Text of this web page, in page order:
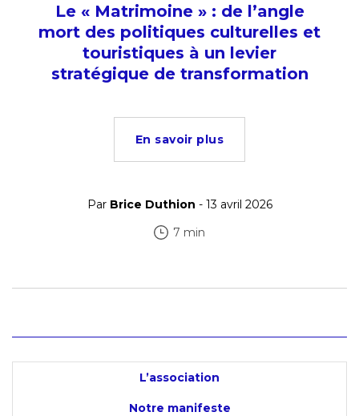
Le « Matrimoine » : de l’angle
mort des politiques culturelles et
touristiques à un levier
stratégique de transformation
En savoir plus
Par Brice Duthion - 13 avril 2026
7 min
L’association
Notre manifeste